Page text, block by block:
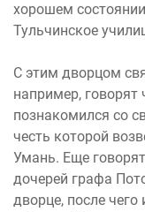
хорошем
Тульчинское
С этим дворцом
например,
познакомился со
честь которой
Умань. Еще
дочерей графа
дворце, после